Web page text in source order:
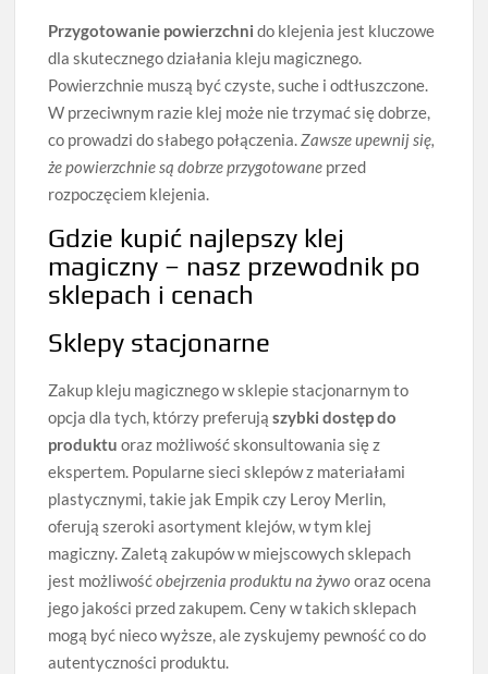
Przygotowanie powierzchni do klejenia jest kluczowe
dla skutecznego działania kleju magicznego.
Powierzchnie muszą być czyste, suche i odtłuszczone.
W przeciwnym razie klej może nie trzymać się dobrze,
co prowadzi do słabego połączenia.Zawsze upewnij się,
że powierzchnie są dobrze przygotowane przed
rozpoczęciem klejenia.
Gdzie kupić najlepszy klej
magiczny – nasz przewodnik po
sklepach i cenach
Sklepy stacjonarne
Zakup kleju magicznego w sklepie stacjonarnym to
opcja dla tych, którzy preferująszybki dostęp do
produktu oraz możliwość skonsultowania się z
ekspertem. Popularne sieci sklepów z materiałami
plastycznymi, takie jak Empik czy Leroy Merlin,
oferują szeroki asortyment klejów, w tym klej
magiczny. Zaletą zakupów w miejscowych sklepach
jest możliwośćobejrzenia produktu na żywo oraz ocena
jego jakości przed zakupem. Ceny w takich sklepach
mogą być nieco wyższe, ale zyskujemy pewność co do
autentyczności produktu.